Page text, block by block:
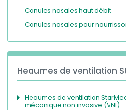
Canules nasales haut débit
Canules nasales pour
Heaumes de ventilation
Heaumes de ventilation
mécanique non invasive (VNI)